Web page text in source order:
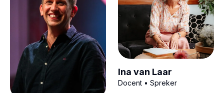
Ina van Laar
Docent • Spreker